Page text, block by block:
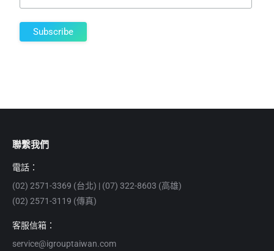
聯繫我們
電話：
(02) 2571-3369 (台北) | (07) 322-8603 (高雄)
(02) 2571-3119 (傳真)
客服信箱：
service@igrouptaiwan.com